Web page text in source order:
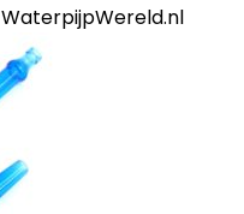
WaterpijpWereld.nl